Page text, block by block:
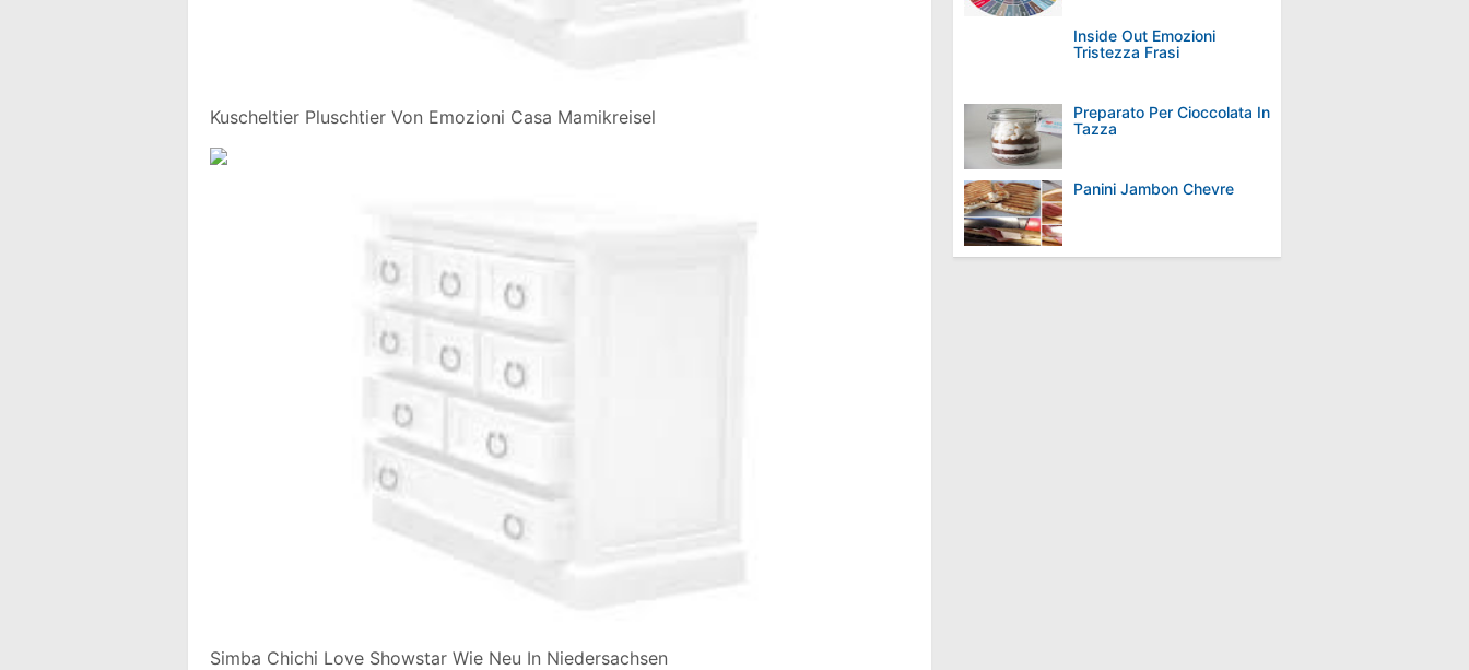
Kuscheltier Pluschtier Von Emozioni Casa Mamikreisel
Simba Chichi Love Showstar Wie Neu In Niedersachsen
Inside Out Emozioni
Tristezza Frasi
Preparato Per Cioccolata In
Tazza
Panini Jambon Chevre